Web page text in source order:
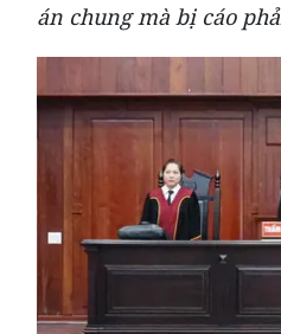
án chung mà bị cáo